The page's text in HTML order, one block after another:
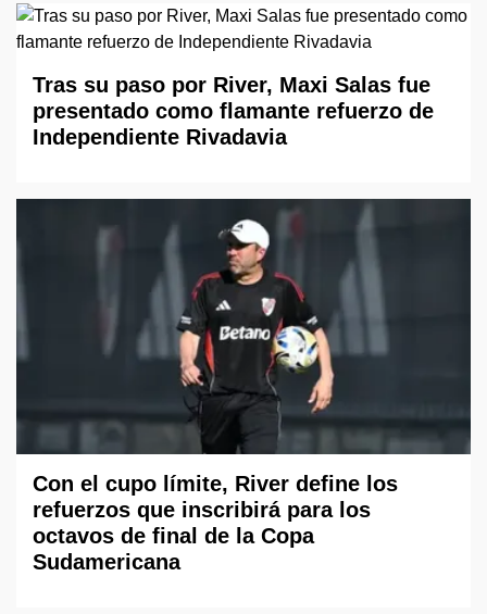
Tras su paso por River, Maxi Salas fue
presentado como flamante refuerzo de
Independiente Rivadavia
Con el cupo límite, River define los
refuerzos que inscribirá para los
octavos de final de la Copa
Sudamericana